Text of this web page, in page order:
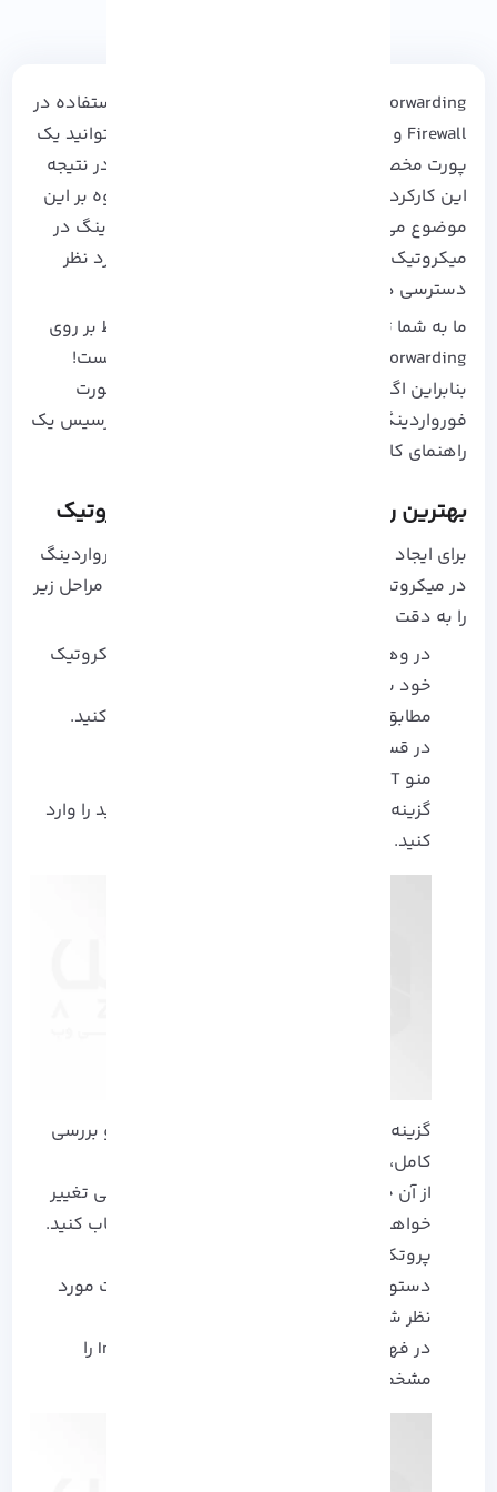
Port Forwarding یکی از ویژگی های مهم مورد استفاده در
Firewall و روتر ها می باشد که به واسطه آن می توانید یک
پورت مخصوص را به شبکه ای اختصاص دهید و در نتیجه
این کارکرد، کاربران را به مقصودشان برسانید. علاوه بر این
موضوع می توانید با تسلط کامل بر پورت فورواردینگ در
میکروتیک خارج از شبکه محلی به داخل سرور مورد نظر
دسترسی داشته باشید.
ما به شما ثابت خواهیم کرد که پیکر بندی و تسلط بر روی
Port Forwarding در Mikrotik اصلاً کار دشواری نیست!
بنابراین اگر شما هم به دنبال راهی برای غلبه بر پورت
فورواردینگ در Mikrotik می گردید، این مقاله
آذرسیس یک
راهنمای کامل و سریع برای شماست.
بهترین روش پورت فورواردینگ در میکروتیک
برای ایجاد این تغییر مسیر های سیستم پورت فورواردینگ
در میکروتیک، با استفاده از dst-nat، لازم است تا مراحل زیر
را به دقت دنبال کنید.
در وهله اول وارد سیستم یا
سرور مجازی میکروتیک
خود شوید.
مطابق با تصویر زیر، گزینه WebFig را انتخاب کنید.
در قسمت IP به بخش Firewall بروید.
منو NAT را انتخاب کنید.
گزینه Add New را انتخاب کرده و Record جدید را وارد
کنید.
گزینه های موجود در پنجره جدید را با دقت و بررسی
کامل، تکمیل کنید.
از آن جایی که آدرس ای پی گیرنده به طور کلی تغییر
خواهد کرد لازم است تا زنجیره dstnat را انتخاب کنید.
پروتکل TCP را انتخاب کنید.
دستور Dst به صورت تخصصی می تواند پورت مورد
نظر شما را ارسال کند، برای مثال: Port 80
در فهرست Interface باید Incoming interface را
مشخص کنید، برای مثال: WAN